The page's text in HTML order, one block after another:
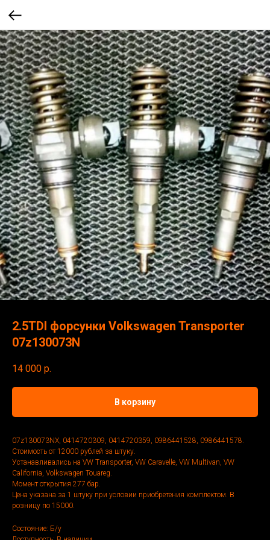
2.5TDI форсунки Volkswagen Transporter
07z130073N
14 000 р.
В корзину
07z130073NX, 0414720309, 0414720359, 0986441528, 0986441578.
Стоимость от 12000 рублей за штуку.
Устанавливались на VW Transporter, VW Caravelle, VW Multivan, VW
California, Volkswagen Touareg.
Момент открытия 277 бар.
Цена указана за 1 штуку при условии приобретения комплектом. В
розницу по 15000.
Состояние: Б/у